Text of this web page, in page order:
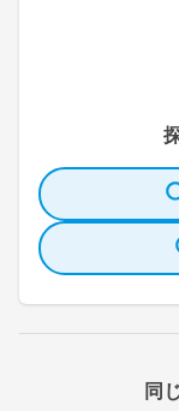
同